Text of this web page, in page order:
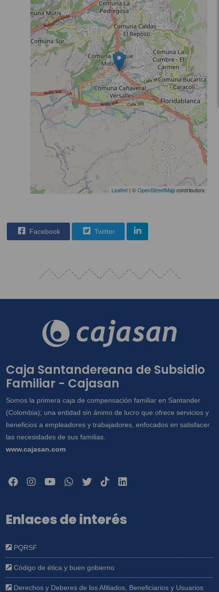
Leaflet | ©OpenStreetMapcontributors
Facebook Twitter
Caja Santandereana de Subsidio
Familiar - Cajasan
Somos la primera caja de compensación familiar en Santander
(Colombia); una entidad sin ánimo de lucro que ofrece servicios y
beneficios a empleadores y trabajadores, enfocados en satisfacer
las necesidades de sus familias.
www.cajasan.com
Enlaces de interés
PQRSF
Código de ética y buen gobierno
Derechos y Deberes de los Afiliados, Beneficiarios y Usuarios